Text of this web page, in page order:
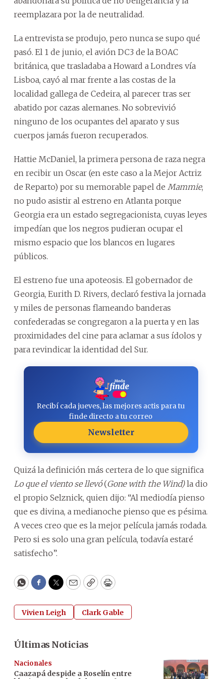
reemplazara por la de neutralidad.
La entrevista se produjo, pero nunca se supo qué
pasó. El 1 de junio, el avión DC3 de la BOAC
británica, que trasladaba a Howard a Londres vía
Lisboa, cayó al mar frente a las costas de la
localidad gallega de Cedeira, al parecer tras ser
abatido por cazas alemanes. No sobrevivió
ninguno de los ocupantes del aparato y sus
cuerpos jamás fueron recuperados.
Hattie McDaniel, la primera persona de raza negra
en recibir un Oscar (en este caso a la Mejor Actriz
de Reparto) por su memorable papel de Mammie,
no pudo asistir al estreno en Atlanta porque
Georgia era un estado segregacionista, cuyas leyes
impedían que los negros pudieran ocupar el
mismo espacio que los blancos en lugares
públicos.
El estreno fue una apoteosis. El gobernador de
Georgia, Eurith D. Rivers, declaró festiva la jornada
y miles de personas flameando banderas
confederadas se congregaron a la puerta y en las
proximidades del cine para aclamar a sus ídolos y
para revindicar la identidad del Sur.
Recibí cada jueves, las mejores actis para tu
finde directo a tu correo
Newsletter
Quizá la definición más certera de lo que significa
Lo que el viento se llevó(Gone with the Wind)la dio
el propio Selznick, quien dijo: “Al mediodía pienso
que es divina, a medianoche pienso que es pésima.
A veces creo que es la mejor película jamás rodada.
Pero si es solo una gran película, todavía estaré
satisfecho”.
WhatsApp
Facebook
Twitter
EmailCopyPrint
Vivien Leigh Clark Gable
Últimas Noticias
Nacionales
Caazapá despide a Roselín entre